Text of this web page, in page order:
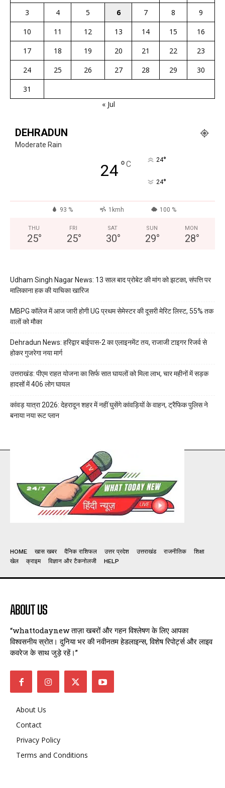
3 4 5 6 7 8
9
10
11 12 13 14 15
16
17
18 19 20 21 22
23
24
25 26 27 28 29
30
31
« Jul
DEHRADUN
Moderate Rain
24°C 24°
24°
93 % 1kmh 100 %
THU
25°
FRI
25°
SAT
30°
SUN
29°
MON
28°
Udham Singh Nagar News: 13 साल बाद प्रोबेट की मांग को झटका, संपत्ति पर
मालिकाना हक की याचिका खारिज
MBPG कॉलेज में आज जारी होगी UG प्रथम सेमेस्टर की दूसरी मेरिट लिस्ट, 55% तक
वालों को मौका
Dehradun News: हरिद्वार बाईपास-2 का एलाइनमेंट तय, राजाजी टाइगर रिजर्व से
होकर गुजरेगा नया मार्ग
उत्तराखंड: पीएम राहत योजना का सिर्फ सात घायलों को मिला लाभ, चार महीनों में सड़क
हादसों में 406 लोग घायल
कांवड़ यात्रा 2026: देहरादून शहर में नहीं घुसेंगे कांवड़ियों के वाहन, ट्रैफिक पुलिस ने
बनाया नया रूट प्लान
HOME खास खबर दैनिक राशिफल उत्तर प्रदेश उत्तराखंड राजनीतिक
शिक्षा
खेल
क्राइम विज्ञान और टैकनोलजी HELP
ABOUT US
“whattodaynew ताज़ा खबरों और गहन विश्लेषण के लिए आपका
विश्वसनीय स्रोत। दुनिया भर की नवीनतम हेडलाइन्स, विशेष रिपोर्ट्स और लाइव
कवरेज के साथ जुड़े रहें।”
About Us
Contact
Privacy Policy
Terms and Conditions